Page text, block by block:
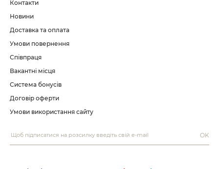
Контакти
Новини
Доставка та оплата
Умови повернення
Співпраця
Вакантні місця
Система бонусів
Договір оферти
Умови використання сайту
OK